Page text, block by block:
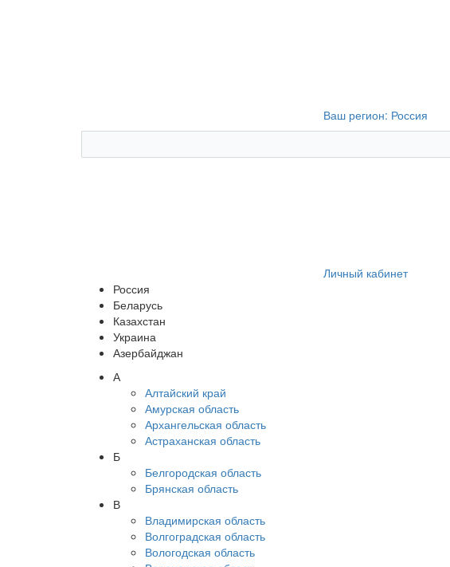
Ваш регион: Россия
Личный кабинет
Россия
Беларусь
Казахстан
Украина
Азербайджан
А
Алтайский край
Амурская область
Архангельская область
Астраханская область
Б
Белгородская область
Брянская область
В
Владимирская область
Волгоградская область
Вологодская область